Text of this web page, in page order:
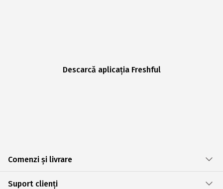
Descarcă aplicația Freshful
Comenzi și livrare
Suport clienți